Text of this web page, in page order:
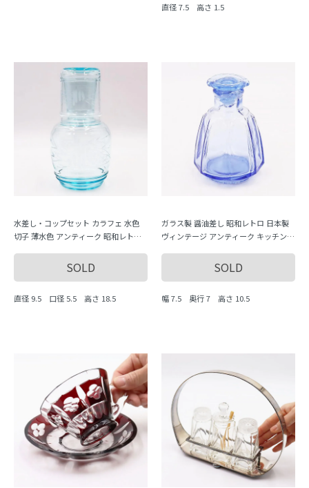
直径 7.5 高さ 1.5
水差し・コップセット カラフェ 水色
切子 薄水色 アンティーク 昭和レトロ
SOLD
直径 9.5 口径 5.5 高さ 18.5
ガラス製 醤油差し 昭和レトロ 日本製
ヴィンテージ アンティーク キッチン用
SOLD
幅 7.5 奥行 7 高さ 10.5